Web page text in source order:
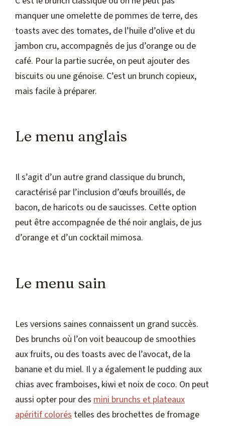
manquer une omelette de pommes de terre, des
toasts avec des tomates, de l’huile d’olive et du
jambon cru, accompagnés de jus d’orange ou de
café. Pour la partie sucrée, on peut ajouter des
biscuits ou une génoise. C’est un brunch copieux,
mais facile à préparer.
Le menu anglais
Il s’agit d’un autre grand classique du brunch,
caractérisé par l’inclusion d’œufs brouillés, de
bacon, de haricots ou de saucisses. Cette option
peut être accompagnée de thé noir anglais, de jus
d’orange et d’un cocktail mimosa.
Le menu sain
Les versions saines connaissent un grand succès.
Des brunchs où l’on voit beaucoup de smoothies
aux fruits, ou des toasts avec de l’avocat, de la
banane et du miel. Il y a également le pudding aux
chias avec framboises, kiwi et noix de coco. On peut
aussi opter pour des mini brunchs et plateaux
apéritif colorés telles des brochettes de fromage